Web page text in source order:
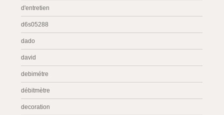
d'entretien
d6s05288
dado
david
debimétre
débitmètre
decoration